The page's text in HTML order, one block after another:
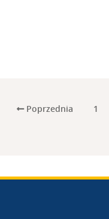
Poprzednia 1